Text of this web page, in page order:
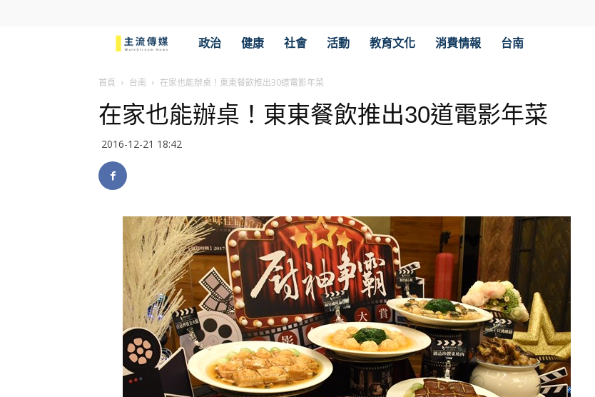
流
傳
政治 健康 社會 活動 教育文化 消費情報 台南
首頁 台南 在家也能辦桌！東東餐飲推出30道電影年菜
在家也能辦桌！東東餐飲推出30道電影年菜
2016-12-21 18:42